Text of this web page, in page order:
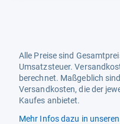
Alle Preise sind
Umsatzsteuer.
berechnet. Maßgeblich
Versandkosten, die der
Kaufes anbietet.
Mehr Infos dazu in